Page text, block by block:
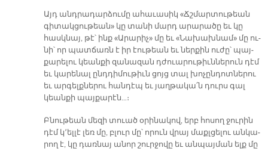
Այդ անդ­րա­դար­ձու­մը ա­հա­ւա­սիկ «Ճշմար­տու­թեան
գի­տակ­ցու­թեան» կը տա­նի մարդ ա­րա­րա­ծը եւ կը
հասկ­նայ, թէ՝ ինք «Ա­րա­րիչ» մը եւ «Նա­խախ­նամ» մը ու­
նի՝ որ պատ­ճառն է իր էու­թեան եւ ներ­քին ու­ժը՝ պայ­
քա­րե­լու կեան­քի զա­նա­զան դժուա­րու­թիւն­նե­րուն դէմ
եւ կա­րե­նալ ընդ­դի­մու­թիւն ցոյց տալ խո­չըն­դոտ­նե­րու
եւ ար­գելք­նե­րու հան­դէպ եւ յաղ­թա­կա՛ն դուրս գալ
կեան­քի պայ­քա­րէն…։
Բնու­թեան մե­զի տուած օ­րի­նա­կով, երբ հո­սող ջու­րին
դէմ կ՚ել­լէ լեռ մը, բլուր մը՝ ո­րուն վրայ մաքլ­ցե­լու ան­կա­
րող է, կը դառ­նայ ա­նոր շուր­ջո­վը եւ ան­պայ­ման ելք մը